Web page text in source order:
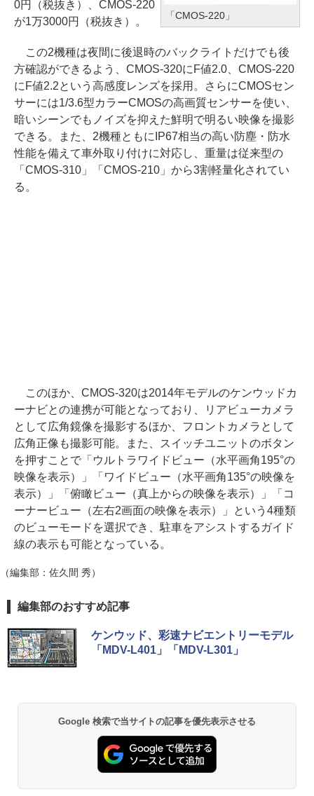
「CMOS-220」
0円（税抜き）、CMOS-220
が1万3000円（税抜き）。
この2機種は夜間に後退時のバックライトだけでも後
方確認ができるよう、CMOS-320にF値2.0、CMOS-220
にF値2.2という高感度レンズを採用。さらにCMOSセン
サーには1/3.6型カラーCMOSの高画質センサーを使い、
暗いシーンでもノイズを抑えた鮮明で明るい映像を撮影
できる。また、2機種ともにIP67相当の高い防塵・防水
性能を備えて車外取り付けに対応し、重量は従来型の
「CMOS-310」「CMOS-210」から3割軽量化されてい
る。
このほか、CMOS-320は2014年モデルのケンウッドカ
ーナビとの連携が可能となっており、リアビューカメラ
として広角鏡像を撮影するほか、フロントカメラとして
広角正像も撮影可能。また、スイッチユニットのボタン
を押すことで「ウルトラワイドビュー（水平画角195°の
映像を表示）」「ワイドビュー（水平画角135°の映像を
表示）」「俯瞰ビュー（真上からの映像を表示）」「コ
ーナービュー（左右2画面の映像を表示）」という4種類
のビューモードを選択でき、駐車をアシストするガイド
線の表示も可能となっている。
（編集部：佐久間 秀）
編集部のおすすめ記事
ケンウッド、彩速ナビエントリーモデル
「MDV-L401」「MDV-L301」
Google 検索で当サイトの記事を優先表示させる